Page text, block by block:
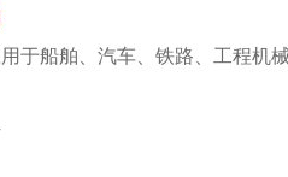
于船舶、汽车、铁路、工程机